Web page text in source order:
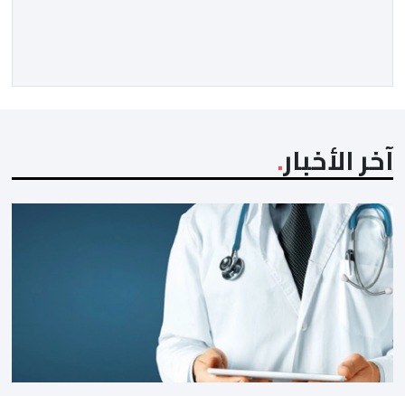
آخر الأخبار